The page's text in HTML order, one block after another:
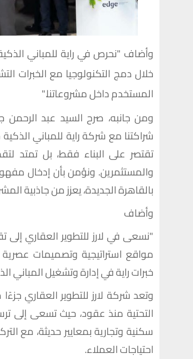
وأضاف "نحرص في راية للمباني
خلال دمج التكنولوجيا مع الخبرات
المستخدم داخل مشروعاتنا."
ومن جانبه، صرح السيد عبد الرحمن
شراكتنا مع شركة راية للمباني
تقتصر على البناء فقط، بل تمتد
والمستثمرين. ونؤمن بأن إدخال
بالقاهرة الجديدة، يعزز من جاذبية
وأضاف
"نسعى في لارز للتطوير العقاري إلى
مواقع استراتيجية وتصميمات
خبرات راية في إدارة وتشغيل المباني
وتعد شركة لارز للتطوير العقاري
التحتية منذ عقود، حيث تسعى إلى
سكنية وتجارية بمعايير حديثة، مع
احتياجات العملاء.